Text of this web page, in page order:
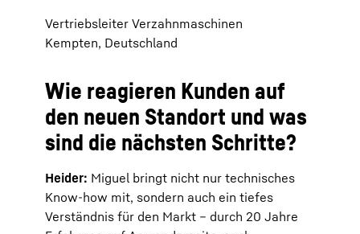
Vertriebsleiter Verzahnmaschinen
Kempten, Deutschland
Wie reagieren Kunden auf
den neuen Standort und was
sind die nächsten Schritte?
Heider: Miguel bringt nicht nur technisches
Know-how mit, sondern auch ein tiefes
Verständnis für den Markt – durch 20 Jahre